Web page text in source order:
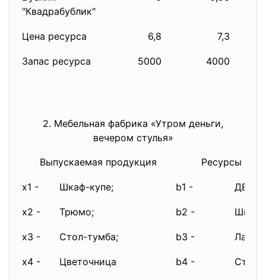
"Квадрабублик"
Цена ресурса 6,8 7,3
Запас ресурса 5000 4000
2. Мебельная фабрика «Утром деньги,
вечером стулья»
Выпускаемая продукция Ресурсы для
x1 - Шкаф-купе; b1 - ДВП;
x2 - Трюмо; b2 - Шпон;
x3 - Стол-тумба; b3 -
x4 - Цветочница b4 -